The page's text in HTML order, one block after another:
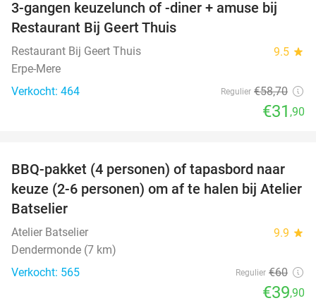
46%
3-gangen keuzelunch of -diner + amuse bij
Restaurant Bij Geert Thuis
Restaurant Bij Geert Thuis 9.5 star
Erpe-Mere
Verkocht: 464
Regulier €58,70
€31 ,90
34%
BBQ-pakket (4 personen) of tapasbord naar
keuze (2-6 personen) om af te halen bij Atelier
Batselier
Atelier Batselier 9.9 star
Dendermonde (7 km)
Verkocht: 565
Regulier €60
€39,90